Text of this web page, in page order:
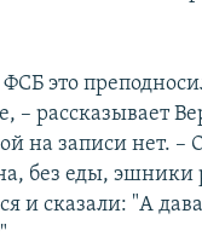
это
– рассказывает
на записи нет. –
без еды,
и сказали: "А